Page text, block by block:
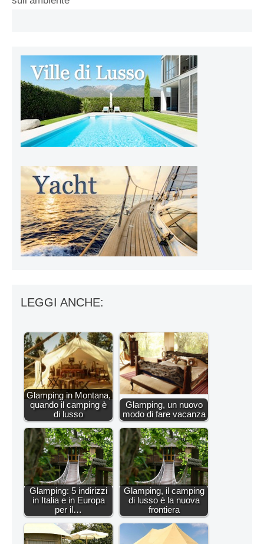
LEGGI ANCHE:
Glamping in Montana,
quando il camping è
di lusso
Glamping, un nuovo
modo di fare vacanza
Glamping: 5 indirizzi
in Italia e in Europa
per il…
Glamping, il camping
di lusso è la nuova
frontiera